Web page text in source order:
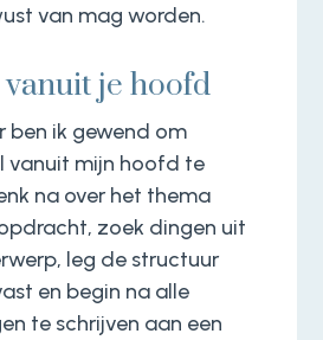
van mag worden.
je hoofd
ben ik gewend om
vanuit mijn hoofd te
na over het thema
zoek dingen uit
leg de structuur
en begin na alle
te schrijven aan een